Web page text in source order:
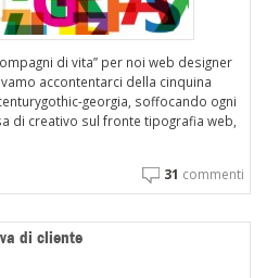
di vita” per noi web designer
accontentarci della cinquina
georgia, soffocando ogni
di creativo sul fronte tipografia web,
31 commenti
di cliente